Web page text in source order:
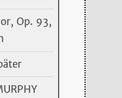
Op. 93,